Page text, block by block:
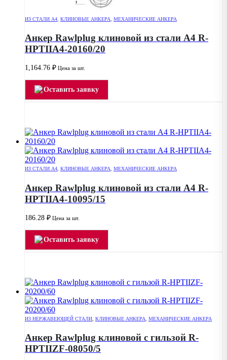
ИЗ СТАЛИ А4 КЛИНОВЫЕ АНКЕРА МЕХАНИЧЕСКИЕ АНКЕРА
Анкер Rawlplug клиновой из стали А4 R-
HPTIIA4-20160/20
1,164.76 ₽ Цена за шт.
Оставить заявку
ИЗ СТАЛИ А4, КЛИНОВЫЕ АНКЕРА, МЕХАНИЧЕСКИЕ АНКЕРА
Анкер Rawlplug клиновой из стали А4 R-
HPTIIA4-10095/15
186.28 ₽ Цена за шт.
Оставить заявку
ИЗ НЕРЖАВЕЮЩЕЙ СТАЛИ КЛИНОВЫЕ АНКЕРА МЕХАНИЧЕСКИЕ АНКЕРА
Анкер Rawlplug клиновой с гильзой R-
HPTIIZF-08050/5